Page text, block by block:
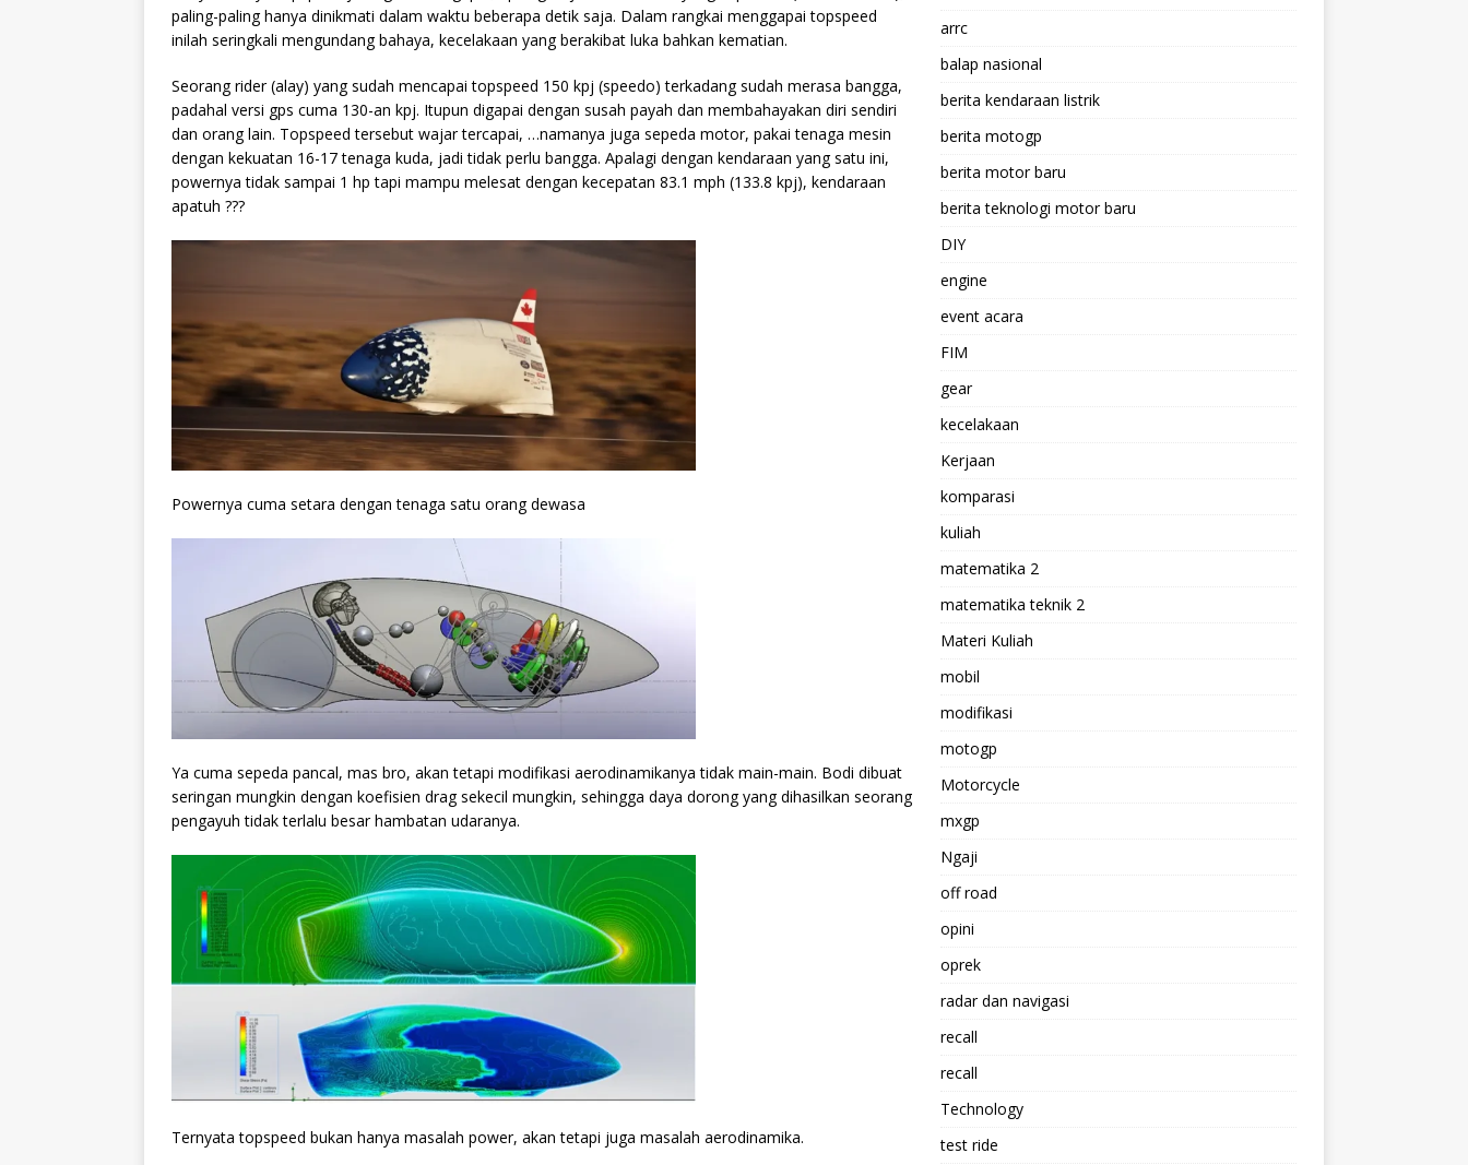
paling-paling hanya dinikmati dalam waktu beberapa detik saja. Dalam rangkai menggapai topspeed
inilah seringkali mengundang bahaya, kecelakaan yang berakibat luka bahkan kematian.
Seorang rider (alay) yang sudah mencapai topspeed 150 kpj (speedo) terkadang sudah merasa bangga,
padahal versi gps cuma 130-an kpj. Itupun digapai dengan susah payah dan membahayakan diri sendiri
dan orang lain. Topspeed tersebut wajar tercapai, …namanya juga sepeda motor, pakai tenaga mesin
dengan kekuatan 16-17 tenaga kuda, jadi tidak perlu bangga. Apalagi dengan kendaraan yang satu ini,
powernya tidak sampai 1 hp tapi mampu melesat dengan kecepatan 83.1 mph (133.8 kpj), kendaraan
apatuh ???
Powernya cuma setara dengan tenaga satu orang dewasa
Ya cuma sepeda pancal, mas bro, akan tetapi modifikasi aerodinamikanya tidak main-main. Bodi dibuat
seringan mungkin dengan koefisien drag sekecil mungkin, sehingga daya dorong yang dihasilkan seorang
pengayuh tidak terlalu besar hambatan udaranya.
Ternyata topspeed bukan hanya masalah power, akan tetapi juga masalah aerodinamika.
arrc
balap nasional
berita kendaraan listrik
berita motogp
berita motor baru
berita teknologi motor baru
DIY
engine
event acara
FIM
gear
kecelakaan
Kerjaan
komparasi
kuliah
matematika 2
matematika teknik 2
Materi Kuliah
mobil
modifikasi
motogp
Motorcycle
mxgp
Ngaji
off road
opini
oprek
radar dan navigasi
recall
recall
Technology
test ride